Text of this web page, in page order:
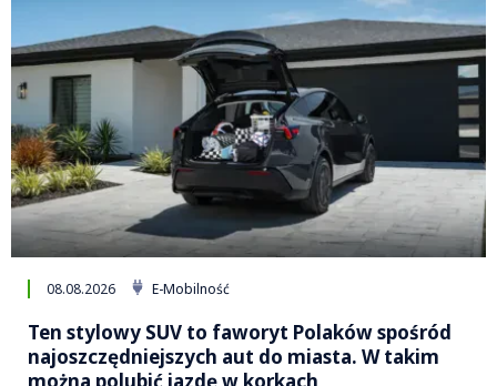
08.08.2026 E-Mobilność
Ten stylowy SUV to faworyt Polaków spośród
najoszczędniejszych aut do miasta. W takim